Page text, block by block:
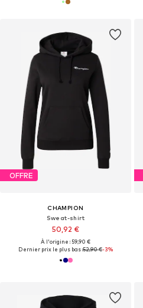
OFFRE
CHAMPION
Sweat-shirt
50,92 €
À l'origine : 59,90 €
Dernier prix le plus bas :52,90 €-3%